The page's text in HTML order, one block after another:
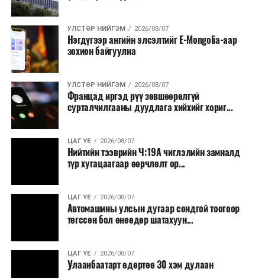
сургалт, дадлага;
Хуулиар заавал мэдээлэхээс бусад кино,
контент, хэвлэлийн зардал;
Заавал олгохоос бусад тэтгэмж, урамшуулал.
Санхүүгийн хэмнэлтийн горимыг 2026 оны
арванхоёрдугаар сарын 31 хүртэл мөрдөнө. Харин
эрүүл мэндийн салбар уг хэмнэлтийн горимд
хамрагдахгүй бөгөөд цэцэрлэг, сургуулийн хүүхдийн
эрт илрүүлэг, вакцинжуулалт, томуу, томуу төст
өвчний эсрэг арга хэмжээ зэрэг зайлшгүй
үргэлжилнэ гэж Ерөнхий сайд Н.Учрал онцоллоо.
Мөн бүх шатны төсвийн ерөнхийлөн захирагч нарт
салбар бүрдээ урсгал зардлыг 20 хувиар бууруулах,
нөхөн томилгоо хийхгүй байх, аялал, амралт, зугаалга,
хамт олны урлаг, спортын арга хэмжээг зохион
байгуулахгүй байх, төрийн албанд шинэ орон тоо бий
УЛСТӨР НИЙГЭМ 2026/08/07
Нэгдүгээр ангийн элсэлтийг E-Mongolia-аар
зохион байгуулна
УЛСТӨР НИЙГЭМ 2026/08/07
Францад иргэд рүү зөвшөөрөлгүй
сурталчилгааны дуудлага хийхийг хориг...
ЦАГ ҮЕ 2026/08/07
Нийтийн тээврийн Ч:19А чиглэлийн замналд
түр хугацаагаар өөрчлөлт ор...
ЦАГ ҮЕ 2026/08/07
Автомашины улсын дугаар сондгой тоогоор
төгссөн бол өнөөдөр шатахуун...
ЦАГ ҮЕ 2026/08/07
Улаанбаатарт өдөртөө 30 хэм дулаан